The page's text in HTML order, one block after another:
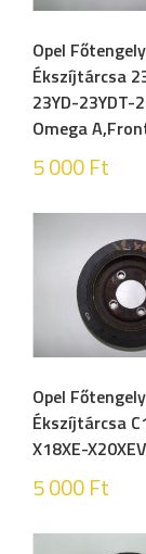
Opel Főtengely
Ékszíjtárcsa
23YD-23YDT-
Omega
5 000Ft
Opel Főtengely
Ékszíjtárcsa
X18XE-X20XEV
5 000Ft